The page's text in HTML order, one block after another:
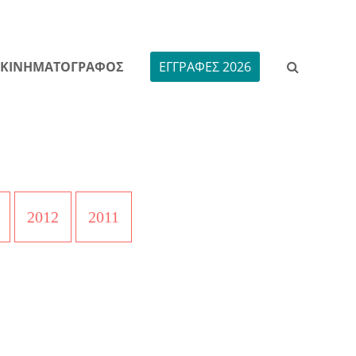
ΚΙΝΗΜΑΤΟΓΡΑΦΟΣ ΕΓΓΡΑΦΕΣ 2026
2012 2011